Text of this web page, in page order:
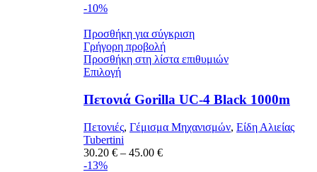
-10%
Προσθήκη για σύγκριση
Γρήγορη προβολή
Προσθήκη στη λίστα επιθυμιών
ΕπιλογήΑυτό
προϊόν
έχει
πολλαπλές
παραλλαγές.
Οι
επιλογές
Πετονιά Gorilla UC-4 Black 1000m
Πετονιές, Γέμισμα Μηχανισμών, Είδη Αλιείας
Tubertini
30.20 € – 45.00 €Price
-13%